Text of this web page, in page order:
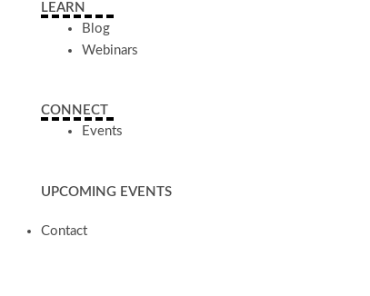
LEARN
Blog
Webinars
CONNECT
Events
UPCOMING EVENTS
Contact